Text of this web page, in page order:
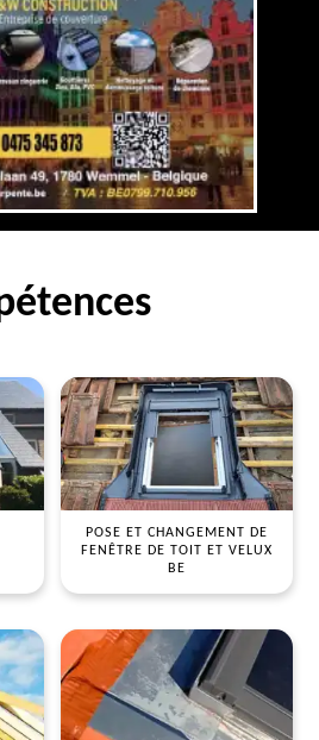
POSE ET CHANGEMENT DE
FENÊTRE DE TOIT ET VELUX
BE